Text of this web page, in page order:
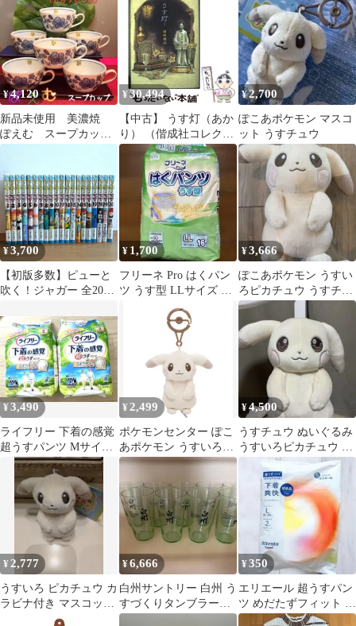
り ×3箱セット （避妊
具 ゴム スキン）
¥4,120
新品未使用 美濃焼
ぽえむ スープカップ
【全6点】花 フラワ
¥ 30,494
【中古】 うす灯（あか
り） （偕成社コレクシ
ョン） / 田村 理江 / 偕
¥2,700
ぽこあポケモン マスコ
ット うすチュウ
¥3,700
【初版多数】ピューと
吹く！ジャガー 全20巻
巻
¥ 1,700
フリーネ Pro はくパン
ツ うす型 LLサイズ 16
¥3,666
ぽこあポケモン うすい
ろピカチュウ うすチュ
ウ ぬいぐるみ
¥3,490
ライフリー 下着の感覚
超うすパンツ Mサイズ
24枚入 2袋
¥ 2,499
ポケモンセンター ぽこ
あポケモン うすいろピ
カチュウ マスコット う
¥4,500
うすチュウ ぬいぐるみ
うすいろピカチュウ ぽ
こあポケモン
¥ 2,777
うすいろ ピカチュウ カ
ラビナ付き マスコット
うすチュウ ぽこあポケ
¥6,666
白州サントリー 白州 う
すづくりタンブラー
340ml 9個うすづくりタ
¥350
エリエール 超うすパン
ツ めだたずフィット 下
着爽快 ホワイト L アテ